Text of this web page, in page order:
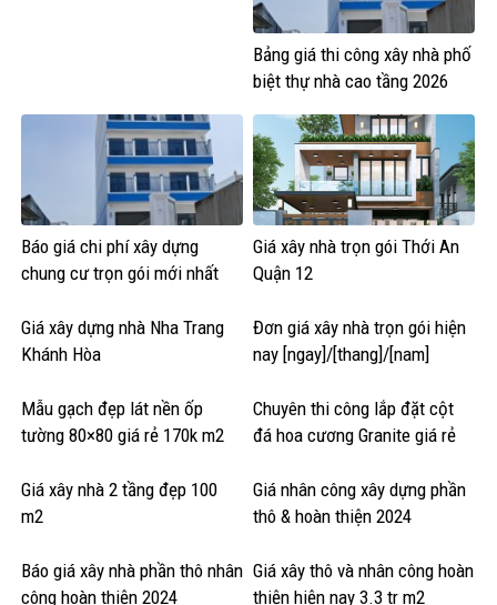
Bảng giá thi công xây nhà phố
biệt thự nhà cao tầng 2026
Báo giá chi phí xây dựng
chung cư trọn gói mới nhất
Giá xây nhà trọn gói Thới An
Quận 12
Giá xây dựng nhà Nha Trang
Khánh Hòa
Đơn giá xây nhà trọn gói hiện
nay [ngay]/[thang]/[nam]
Mẫu gạch đẹp lát nền ốp
tường 80×80 giá rẻ 170k m2
Chuyên thi công lắp đặt cột
đá hoa cương Granite giá rẻ
Giá xây nhà 2 tầng đẹp 100
m2
Giá nhân công xây dựng phần
thô & hoàn thiện 2024
Báo giá xây nhà phần thô nhân
công hoàn thiện 2024
Giá xây thô và nhân công hoàn
thiện hiện nay 3.3 tr m2